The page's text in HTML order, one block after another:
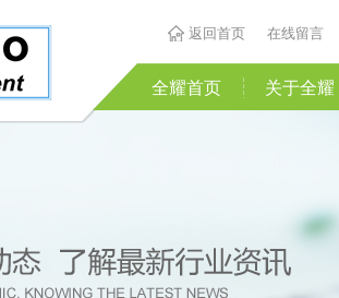
返回首页 在线留言
全耀首页 关于全耀